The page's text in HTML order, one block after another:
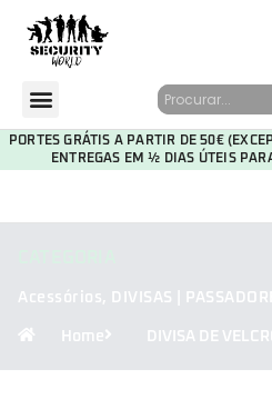
PORTES GRÁTIS A PARTIR DE 50€
ENTREGAS EM ½ DIAS ÚTEIS
Acessórios, DIVISAS |
Home DIVISA DE